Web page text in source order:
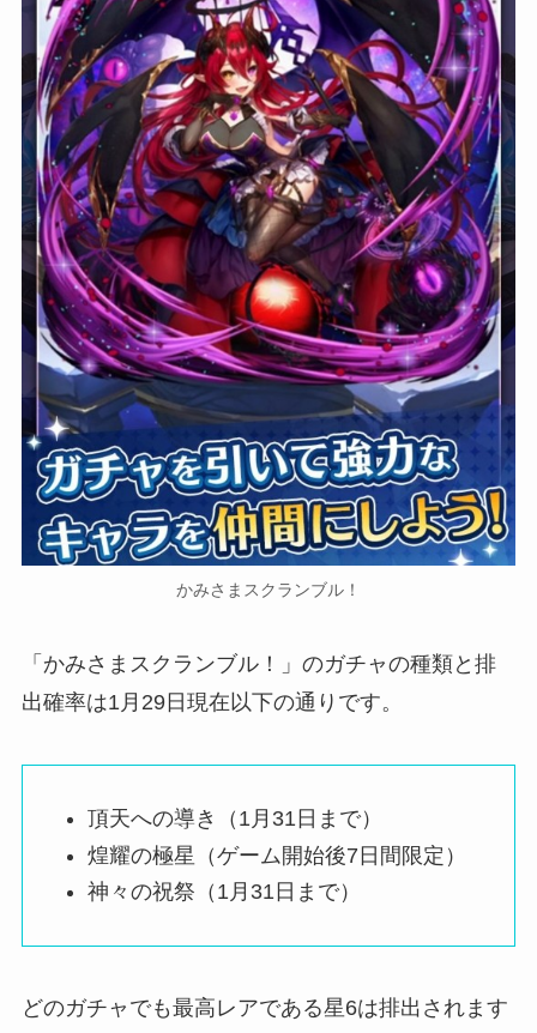
かみさまスクランブル！
「かみさまスクランブル！」のガチャの種類と排
出確率は1月29日現在以下の通りです。
頂天への導き（1月31日まで）
煌耀の極星（ゲーム開始後7日間限定）
神々の祝祭（1月31日まで）
どのガチャでも最高レアである星6は排出されます